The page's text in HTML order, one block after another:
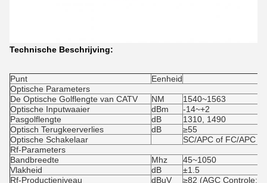
Technische Beschrijving:
Punt
Eenheid
Optische Parameters
De Optische Golflengte van CATV
NM
1540~1563
Optische Inputwaaier
dBm
-14~+2
Pasgolflengte
dB
1310, 1490
Optisch Terugkeerverlies
dB
≥55
Optische Schakelaar
SC/APC of FC/APC
Rf-Parameters
Bandbreedte
Mhz
45~1050
Vlakheid
dB
±1.5
Rf-Productieniveau
dBuV
≥82 (AGC Controle: -